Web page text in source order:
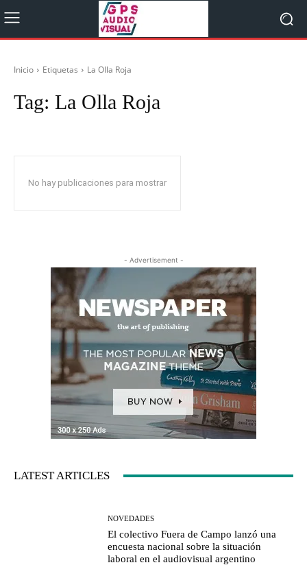
Inicio Etiquetas La Olla Roja
Tag: La Olla Roja
No hay publicaciones para mostrar
- Advertisement -
LATEST ARTICLES
NOVEDADES
El colectivo Fuera de Campo lanzó una
encuesta nacional sobre la situación
laboral en el audiovisual argentino